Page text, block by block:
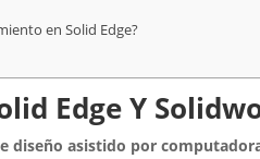
en Solid Edge?
Edge Y
diseño asistido por